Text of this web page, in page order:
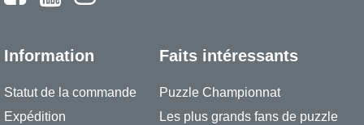
Information
Statut de la commande
Expédition
Faits intéressants
Puzzle Championnat
Les plus grands fans de puzzle